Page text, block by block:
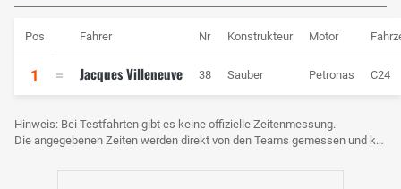
Pos Fahrer Nr Konstrukteur Motor
1 Jacques Villeneuve 38 Sauber Petronas C24
Hinweis: Bei Testfahrten gibt es keine offizielle Zeitenmessung.
Die angegebenen Zeiten werden direkt von den Teams gemessen und können voneinander abweichen.